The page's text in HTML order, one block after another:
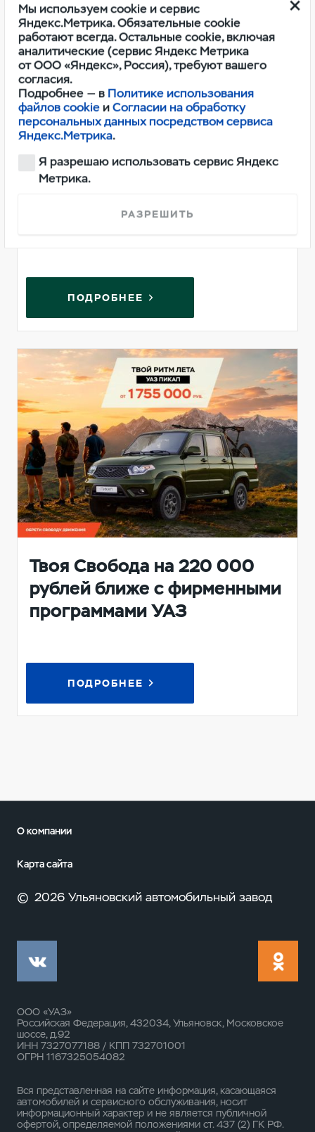
000 рублей на топливо
ПОДРОБНЕЕ
Твоя Свобода на 220 000
рублей ближе с фирменными
программами УАЗ
ПОДРОБНЕЕ
О компании
Карта сайта
© 2026 Ульяновский автомобильный завод
ООО «УАЗ»
Российская Федерация, 432034, Ульяновск, Московское
шоссе, д.92
ИНН 7327077188 / КПП 732701001
ОГРН 1167325054082
Вся представленная на сайте информация, касающаяся
автомобилей и сервисного обслуживания, носит
информационный характер и не является публичной
офертой, определяемой положениями ст. 437 (2) ГК РФ.
Мы используем cookie и сервис
Яндекс.Метрика. Обязательные cookie
работают всегда. Остальные cookie, включая
аналитические (сервис Яндекс Метрика
от ООО «Яндекс», Россия), требуют вашего
согласия.
Подробнее — в Политике использования
файлов cookie иСогласии на обработку
персональных данных посредством сервиса
Яндекс.Метрика.
Я разрешаю использовать сервис Яндекс
Метрика.
РАЗРЕШИТЬ